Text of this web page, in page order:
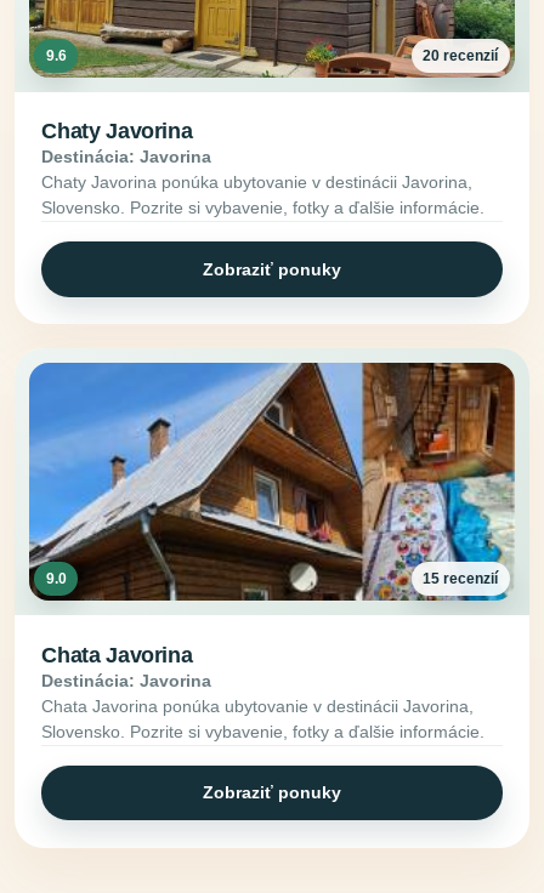
9.6 20 recenzií
Chaty Javorina
Destinácia: Javorina
Chaty Javorina ponúka ubytovanie v destinácii Javorina,
Slovensko. Pozrite si vybavenie, fotky a ďalšie informácie.
Zobraziť ponuky
9.0 15 recenzií
Chata Javorina
Destinácia: Javorina
Chata Javorina ponúka ubytovanie v destinácii Javorina,
Slovensko. Pozrite si vybavenie, fotky a ďalšie informácie.
Zobraziť ponuky